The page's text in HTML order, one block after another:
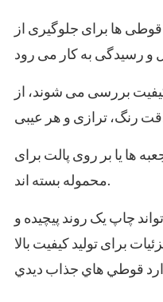
ها برای جلوگیری از
بررسی می شوند، از
ها یا بر روی پالت برای
محموله بسته اند.
چاپ یک روند پیچیده و
برای تولید کیفیت بالا
قوطي هاي جذاب ديدي